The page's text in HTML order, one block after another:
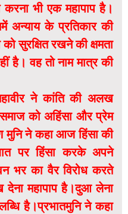
भी एक महापाप है।
अन्याय के प्रतिकार की
सुरक्षित रखने की क्षमता
है। वह तो नाम मात्र की
ने कांति की अलख
को अहिंसा और प्रेम
मुनि ने कहा आज हिंसा की
पर हिंसा करके अपने
भर का वैर विरोध करते
देना महापाप है।दुआ लेना
है।प्रभातमुनि ने कहा